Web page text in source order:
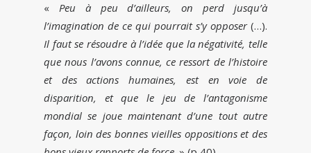
« Peu à peu d’ailleurs, on perd jusqu’à
l’imagination de ce qui pourrait s’y opposer(…).
Il faut se résoudre à l’idée que la négativité, telle
que nous l’avons connue, ce ressort de l’histoire
et des actions humaines, est en voie de
disparition, et que le jeu de l’antagonisme
mondial se joue maintenant d’une tout autre
façon, loin des bonnes vieilles oppositions et des